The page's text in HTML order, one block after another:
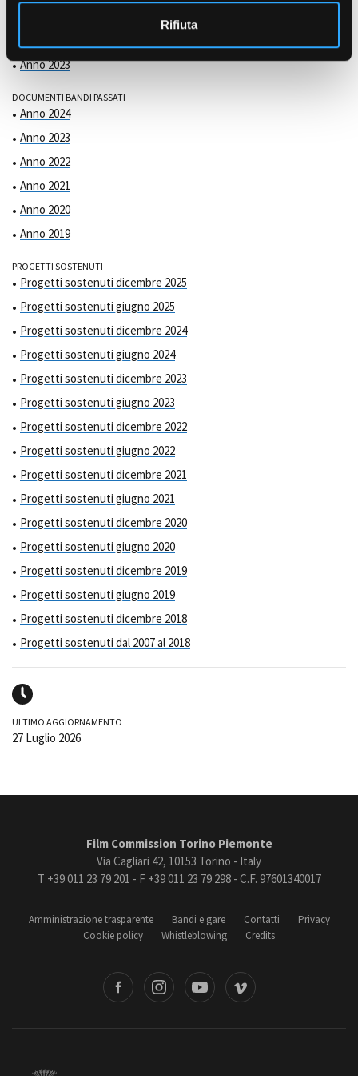
Rifiuta
Anno 2023
DOCUMENTI BANDI PASSATI
Anno 2024
Anno 2023
Anno 2022
Anno 2021
Anno 2020
Anno 2019
PROGETTI SOSTENUTI
Progetti sostenuti dicembre 2025
Progetti sostenuti giugno 2025
Progetti sostenuti dicembre 2024
Progetti sostenuti giugno 2024
Progetti sostenuti dicembre 2023
Progetti sostenuti giugno 2023
Progetti sostenuti dicembre 2022
Progetti sostenuti giugno 2022
Progetti sostenuti dicembre 2021
Progetti sostenuti giugno 2021
Progetti sostenuti dicembre 2020
Progetti sostenuti giugno 2020
Progetti sostenuti dicembre 2019
Progetti sostenuti giugno 2019
Progetti sostenuti dicembre 2018
Progetti sostenuti dal 2007 al 2018
ULTIMO AGGIORNAMENTO
27 Luglio 2026
Film Commission Torino Piemonte
Via Cagliari 42, 10153 Torino - Italy
T +39 011 23 79 201 - F +39 011 23 79 298 - C.F. 97601340017
Amministrazione trasparente Bandi e gare Contatti
Privacy
Cookie policy
Whistleblowing Credits
Vimeo